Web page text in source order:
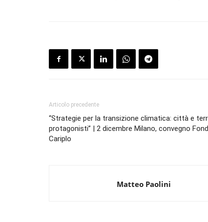
Articolo precedente
“Strategie per la transizione climatica: città e
protagonisti” | 2 dicembre Milano, convegno
Cariplo
Matteo Paolini